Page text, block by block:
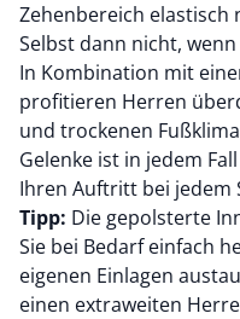
Zehenbereich
Selbst dann nicht,
In Kombination mit
profitieren Herren
und trockenen
Gelenke ist in jedem
Ihren Auftritt bei jedem
Tipp: Die gepolsterte
Sie bei Bedarf einfach
eigenen Einlagen
einen extraweiten